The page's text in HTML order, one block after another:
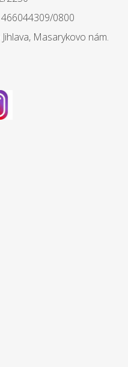
0800
Masarykovo nám.